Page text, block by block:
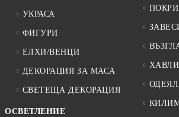
УКРАСА
ФИГУРИ
ЕЛХИ/ВЕНЦИ
ДЕКОРАЦИЯ ЗА МАСА
СВЕТЕЩА ДЕКОРАЦИЯ
ОСВЕТЛЕНИЕ